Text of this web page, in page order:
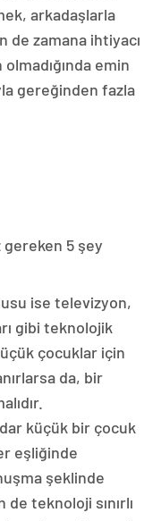
arkadaşlarla
de zamana ihtiyacı
olmadığında emin
gereğinden fazla
5 şey
ise televizyon,
gibi teknolojik
çocuklar için
da, bir
küçük bir çocuk
eşliğinde
şeklinde
teknoloji sınırlı